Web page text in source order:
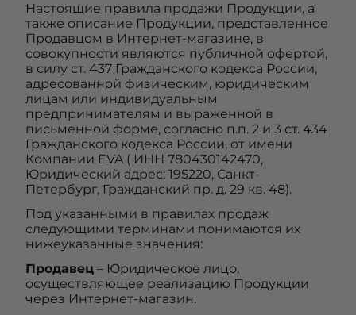
Настоящие правила продажи Продукции, а
также описание Продукции, представленное
Продавцом в Интернет-магазине, в
совокупности являются публичной офертой,
в силу ст. 437 Гражданского кодекса России,
адресованной физическим, юридическим
лицам или индивидуальным
предпринимателям и выраженной в
письменной форме, согласно п.п. 2 и 3 ст. 434
Гражданского кодекса России, от имени
Компании EVA ( ИНН 780430142470,
Юридический адрес: 195220, Санкт-
Петербург, Гражданский пр. д. 29 кв. 48).
Под указанными в правилах продаж
следующими терминами понимаются их
нижеуказанные значения:
Продавец – Юридическое лицо,
осуществляющее реализацию Продукции
через Интернет-магазин.